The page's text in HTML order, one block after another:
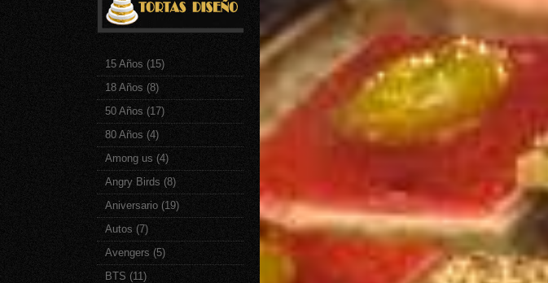
15 Años (15)
18 Años (8)
50 Años (17)
80 Años (4)
Among us (4)
Angry Birds (8)
Aniversario (19)
Autos (7)
Avengers (5)
BTS (11)